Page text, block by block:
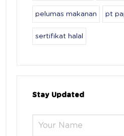
pelumas makanan pt
sertifikat halal
Stay Updated